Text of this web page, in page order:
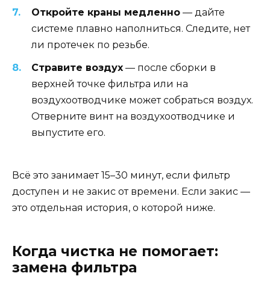
Откройте краны медленно — дайте
системе плавно наполниться. Следите, нет
ли протечек по резьбе.
Стравите воздух — после сборки в
верхней точке фильтра или на
воздухоотводчике может собраться воздух.
Отверните винт на воздухоотводчике и
выпустите его.
Всё это занимает 15–30 минут, если фильтр
доступен и не закис от времени. Если закис —
это отдельная история, о которой ниже.
Когда чистка не помогает:
замена фильтра